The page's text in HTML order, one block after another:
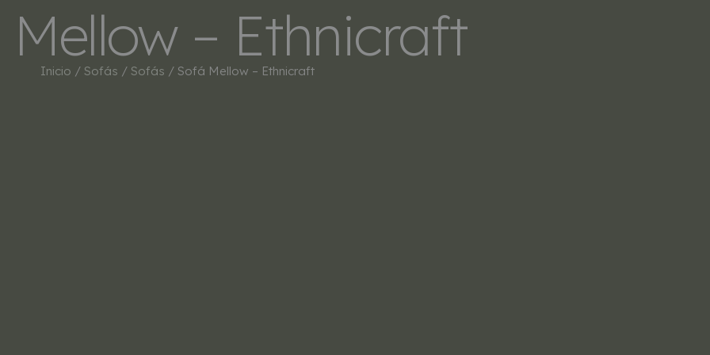
MARCAS BESTSELLERS SOBRE NOSOTROS
– Ethnicraft
Inicio / Sofás / Sofás / Sofá Mellow – Ethnicraft